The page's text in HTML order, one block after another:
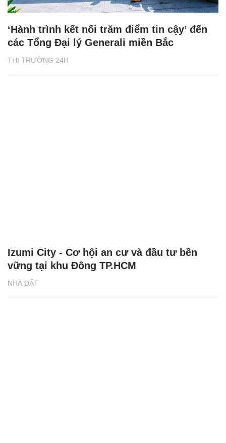
THỊ TRƯỜNG 24H
‘Hành trình kết nối trăm điểm tin cậy’ đến
các Tổng Đại lý Generali miền Bắc
NHÀ ĐẤT
Izumi City - Cơ hội an cư và đầu tư bền
vững tại khu Đông TP.HCM